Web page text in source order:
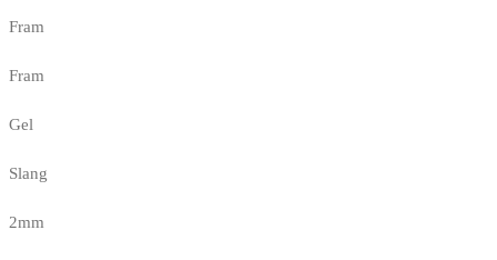
Fram
Fram
Gel
Slang
2mm